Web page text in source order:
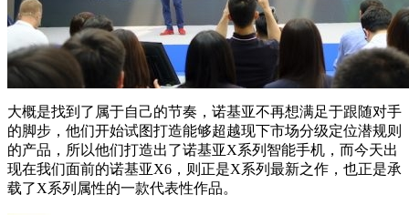
大概是找到了属于自己的节奏，诺基亚不再想满足于跟随对手
的脚步，他们开始试图打造能够超越现下市场分级定位潜规则
的产品，所以他们打造出了诺基亚X系列智能手机，而今天出
现在我们面前的诺基亚X6，则正是X系列最新之作，也正是承
载了X系列属性的一款代表性作品。